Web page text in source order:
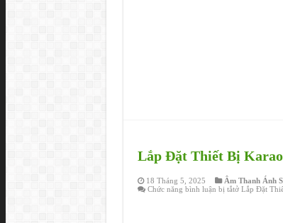
Lắp Đặt Thiết Bị
18 Tháng 5, 2025
Âm Thanh Ánh
Chức năng bình luận bị tắtở Lắp Đặt